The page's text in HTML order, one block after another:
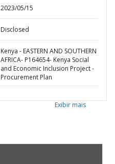
2023/05/15
Disclosed
Kenya - EASTERN AND SOUTHERN
AFRICA- P164654- Kenya Social
and Economic Inclusion Project -
Procurement Plan
Exibir mais